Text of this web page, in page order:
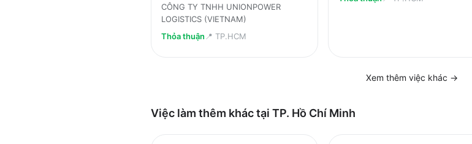
CÔNG TY TNHH UNIONPOWER
LOGISTICS (VIETNAM)
Thỏa thuận 📍 TP.HCM
Xem thêm việc khác →
Việc làm thêm khác tại TP. Hồ Chí Minh